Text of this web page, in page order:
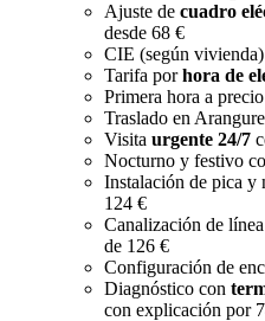
Ajuste de cuadro
desde 68 €
CIE (según
Tarifa porhora de
Primera hora a
Traslado en
Visita urgente 24/7
Nocturno y festivo
Instalación de pica y
124 €
Canalización de
de 126 €
Configuración de
Diagnóstico con
con explicación por